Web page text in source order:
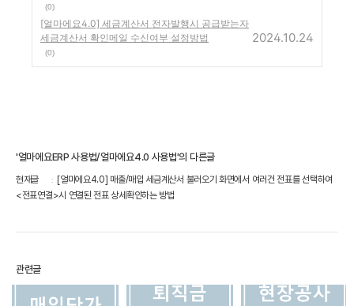
(0)
[얼마에요4.0] 세금계산서 전자발행시 공급받는자
세금계산서 확인메일 수신여부 설정방법
(0)
2024.10.24
'얼마에요ERP 사용법/얼마에요4.0 사용법'의 다른글
현재글
[얼마에요4.0] 매출/매입 세금계산서 불러오기 화면에서 여러건 전표를 선택하여
<전표연결>시 연결된 전표 상세확인하는 방법
관련글